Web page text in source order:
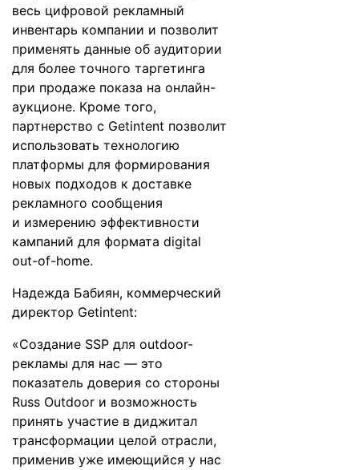
весь цифровой рекламный
инвентарь компании и позволит
применять данные об аудитории
для более точного таргетинга
при продаже показа на онлайн-
аукционе. Кроме того,
партнерство с Getintent позволит
использовать технологию
платформы для формирования
новых подходов к доставке
рекламного сообщения
и измерению эффективности
кампаний для формата digital
out-of-home.
Надежда Бабиян, коммерческий
директор Getintent:
«Создание SSP для outdoor-
рекламы для нас — это
показатель доверия со стороны
Russ Outdoor и возможность
принять участие в диджитал
трансформации целой отрасли,
применив уже имеющийся у нас